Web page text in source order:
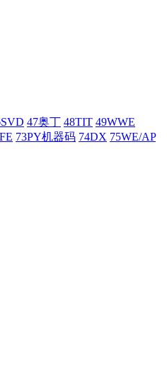
47奥丁 48TIT 49WWE
73PY机器码 74DX 75WE/AP